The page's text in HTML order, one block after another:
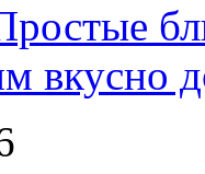
вкусно